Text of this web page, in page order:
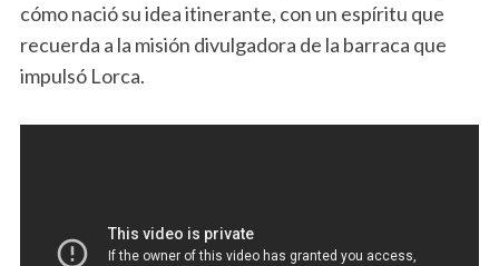
cómo nació su idea itinerante, con un espíritu que
recuerda a la misión divulgadora de la barraca que
impulsó Lorca.